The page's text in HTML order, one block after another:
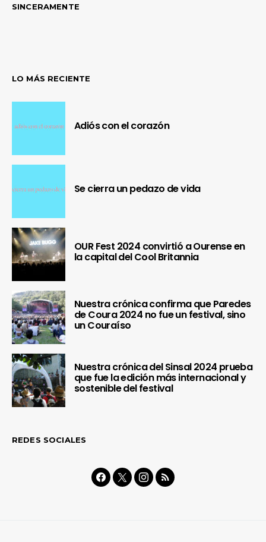
SINCERAMENTE
LO MÁS RECIENTE
Adiós con el corazón
Se cierra un pedazo de vida
OUR Fest 2024 convirtió a Ourense en
la capital del Cool Britannia
Nuestra crónica confirma que Paredes
de Coura 2024 no fue un festival, sino
un Couraíso
Nuestra crónica del Sinsal 2024 prueba
que fue la edición más internacional y
sostenible del festival
REDES SOCIALES